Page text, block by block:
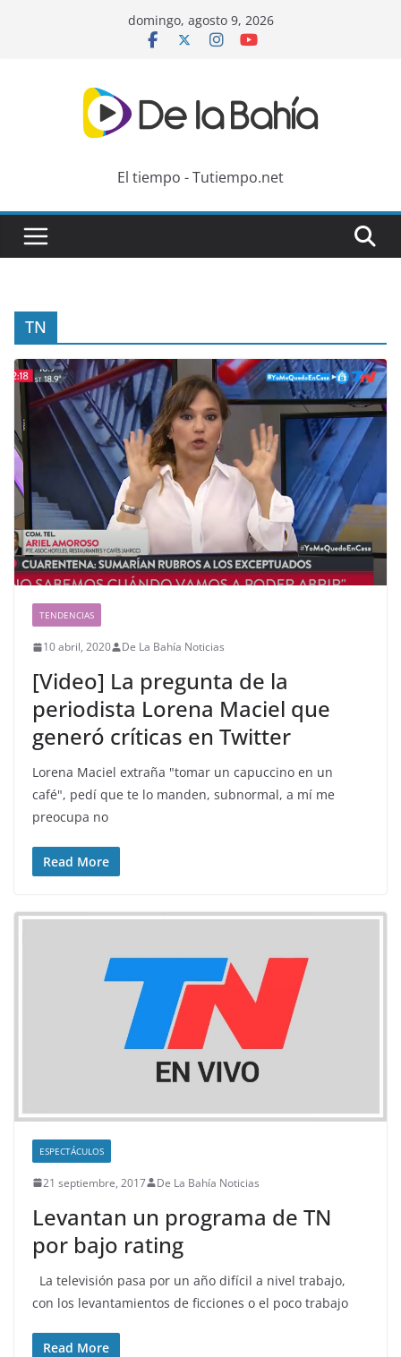
domingo, agosto 9, 2026
El tiempo - Tutiempo.net
TN
TENDENCIAS
10 abril, 2020 De La Bahía Noticias
[Video] La pregunta de la
periodista Lorena Maciel que
generó críticas en Twitter
Lorena Maciel extraña "tomar un capuccino en un
café", pedí que te lo manden, subnormal, a mí me
preocupa no
Read More
ESPECTÁCULOS
21 septiembre, 2017 De La Bahía Noticias
Levantan un programa de TN
por bajo rating
La televisión pasa por un año difícil a nivel trabajo,
con los levantamientos de ficciones o el poco trabajo
Read More